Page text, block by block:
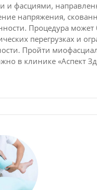
и фасциями,
напряжения,
Процедура может
перегрузках и
Пройти
в клинике «Аспект